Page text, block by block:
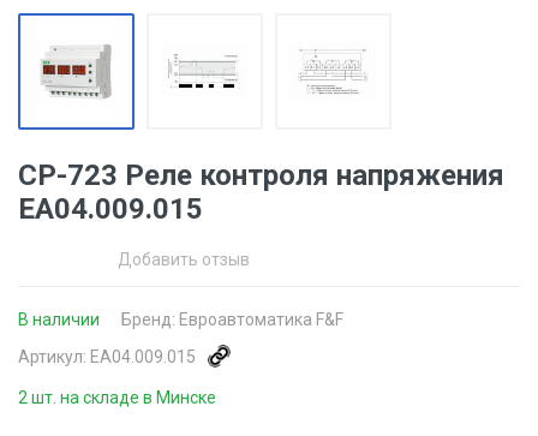
CP-723 Реле контроля напряжения
EA04.009.015
Добавить отзыв
В наличии Бренд: Евроавтоматика F&F
Артикул: EA04.009.015
2 шт. на складе в Минске